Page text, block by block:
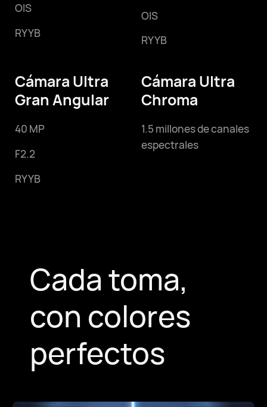
OIS
RYYB
Cámara Ultra
Gran Angular
40 MP
F2.2
RYYB
Cámara Ultra
Chroma
1.5 millones de canales
espectrales
OIS
RYYB
Cada toma,
con colores
perfectos